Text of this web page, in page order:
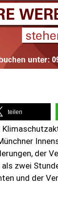
teilen
der
zwei
und der